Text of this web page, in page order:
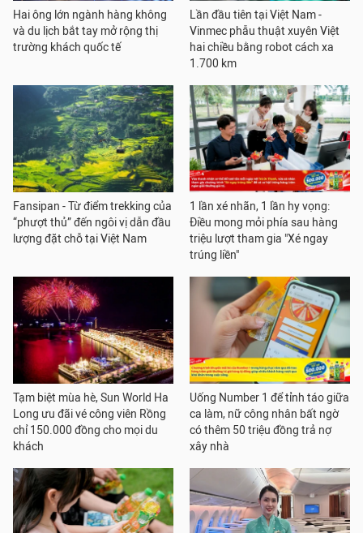
Hai ông lớn ngành hàng không
và du lịch bắt tay mở rộng thị
trường khách quốc tế
Lần đầu tiên tại Việt Nam -
Vinmec phẫu thuật xuyên Việt
hai chiều bằng robot cách xa
1.700 km
Fansipan - Từ điểm trekking của
“phượt thủ” đến ngôi vị dẫn đầu
lượng đặt chỗ tại Việt Nam
1 lần xé nhãn, 1 lần hy vọng:
Điều mong mỏi phía sau hàng
triệu lượt tham gia "Xé ngay
trúng liền"
Tạm biệt mùa hè, Sun World Ha
Long ưu đãi vé công viên Rồng
chỉ 150.000 đồng cho mọi du
khách
Uống Number 1 để tỉnh táo giữa
ca làm, nữ công nhân bất ngờ
có thêm 50 triệu đồng trả nợ
xây nhà